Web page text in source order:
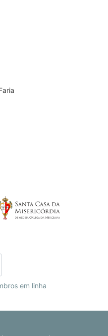
em linha